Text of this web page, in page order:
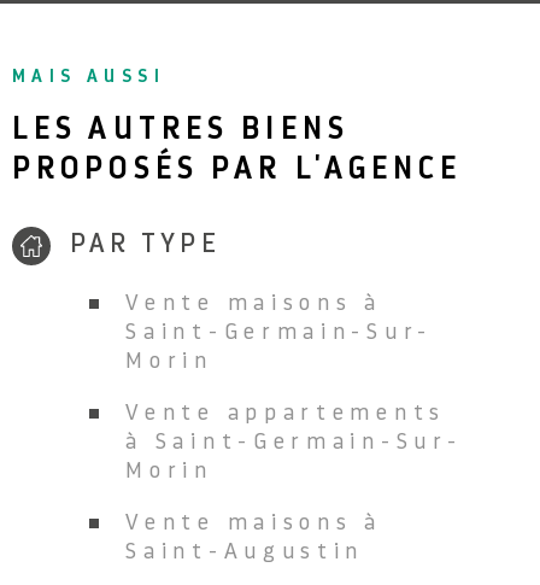
MAIS AUSSI
LES AUTRES BIENS
PROPOSÉS PAR L'AGENCE
PAR TYPE
Vente maisons à
Saint-Germain-Sur-
Morin
Vente appartements
à Saint-Germain-Sur-
Morin
Vente maisons à
Saint-Augustin